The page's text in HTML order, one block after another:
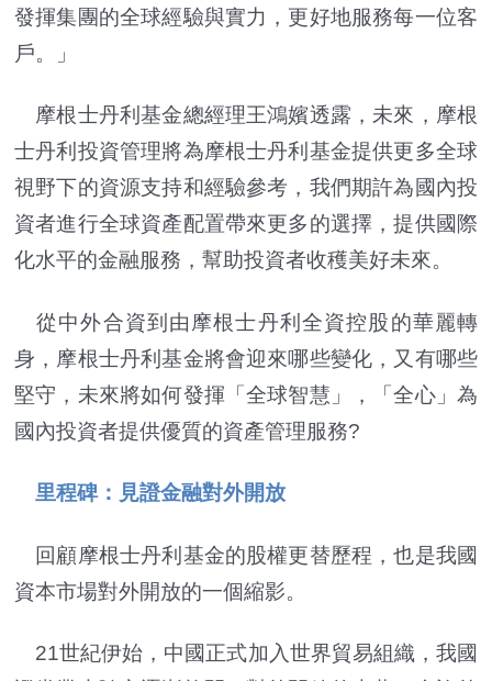
發揮集團的全球經驗與實力，更好地服務每一位客
戶。」
摩根士丹利基金總經理王鴻嬪透露，未來，摩根
士丹利投資管理將為摩根士丹利基金提供更多全球
視野下的資源支持和經驗參考，我們期許為國內投
資者進行全球資產配置帶來更多的選擇，提供國際
化水平的金融服務，幫助投資者收穫美好未來。
從中外合資到由摩根士丹利全資控股的華麗轉
身，摩根士丹利基金將會迎來哪些變化，又有哪些
堅守，未來將如何發揮「全球智慧」，「全心」為
國內投資者提供優質的資產管理服務?
里程碑：見證金融對外開放
回顧摩根士丹利基金的股權更替歷程，也是我國
資本市場對外開放的一個縮影。
21世紀伊始，中國正式加入世界貿易組織，我國